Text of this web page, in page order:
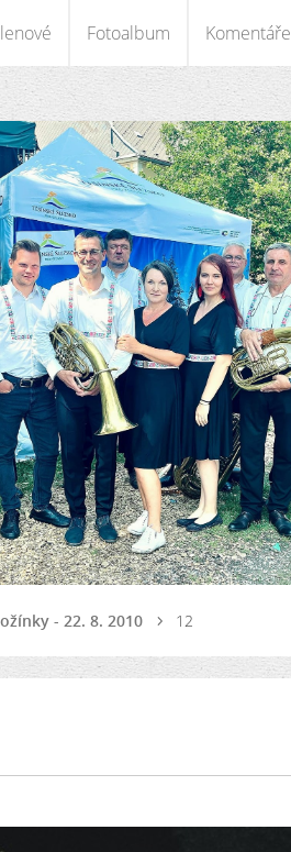
Fotoalbum Komentáře
- 22. 8. 2010 12